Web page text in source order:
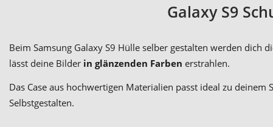
Galaxy S9
Beim Samsung Galaxy S9 Hülle selber gestalten werden
lässt deine Bilder in glänzenden Farben erstrahlen.
Das Case aus hochwertigen Materialien passt ideal zu
Selbstgestalten.